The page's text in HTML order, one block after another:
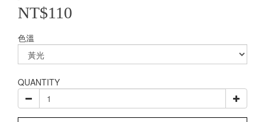
NT$110
色溫
QUANTITY